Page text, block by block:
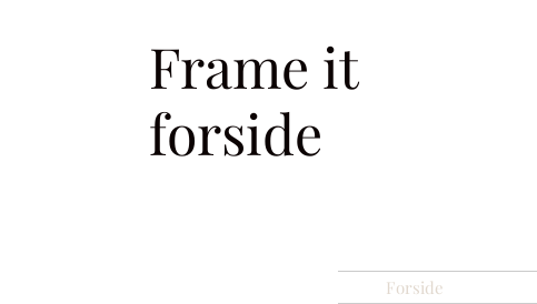
Frame it
forside
Forside